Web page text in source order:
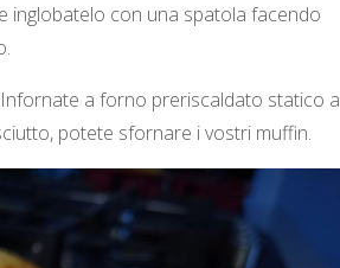
inglobatelo con una spatola facendo
a forno preriscaldato statico a
potete sfornare i vostri muffin.